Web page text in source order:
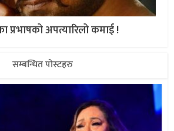
प्रभाषको अपत्यारिलो कमाई !
सम्बन्धित पोस्टहरु